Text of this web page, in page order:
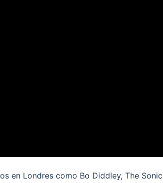
en Londres como Bo Diddley, The